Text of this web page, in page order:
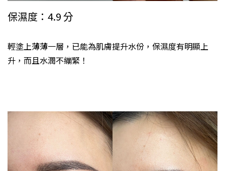
保濕度：4.9 分
輕塗上薄薄一層，已能為肌膚提升水份，保濕度有明顯上
升，而且水潤不繃緊！